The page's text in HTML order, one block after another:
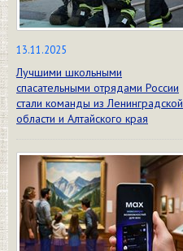
13.11.2025
Лучшими школьными
спасательными отрядами России
стали команды из Ленинградской
области и Алтайского края